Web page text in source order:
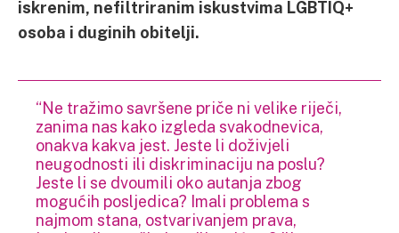
iskrenim, nefiltriranim iskustvima LGBTIQ+
osoba i duginih obitelji.
“Ne tražimo savršene priče ni velike riječi,
zanima nas kako izgleda svakodnevica,
onakva kakva jest. Jeste li doživjeli
neugodnosti ili diskriminaciju na poslu?
Jeste li se dvoumili oko autanja zbog
mogućih posljedica? Imali problema s
najmom stana, ostvarivanjem prava,